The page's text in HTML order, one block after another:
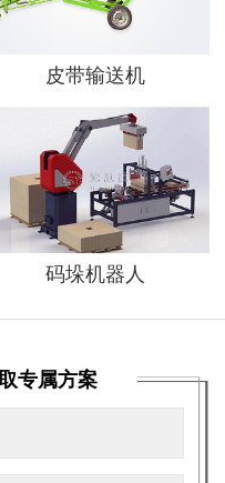
皮带输送机
码垛机器人
专属方案